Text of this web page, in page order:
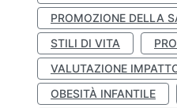
PROMOZIONE DELLA
STILI DI VITA
VALUTAZIONE
OBESITÀ INFANTILE